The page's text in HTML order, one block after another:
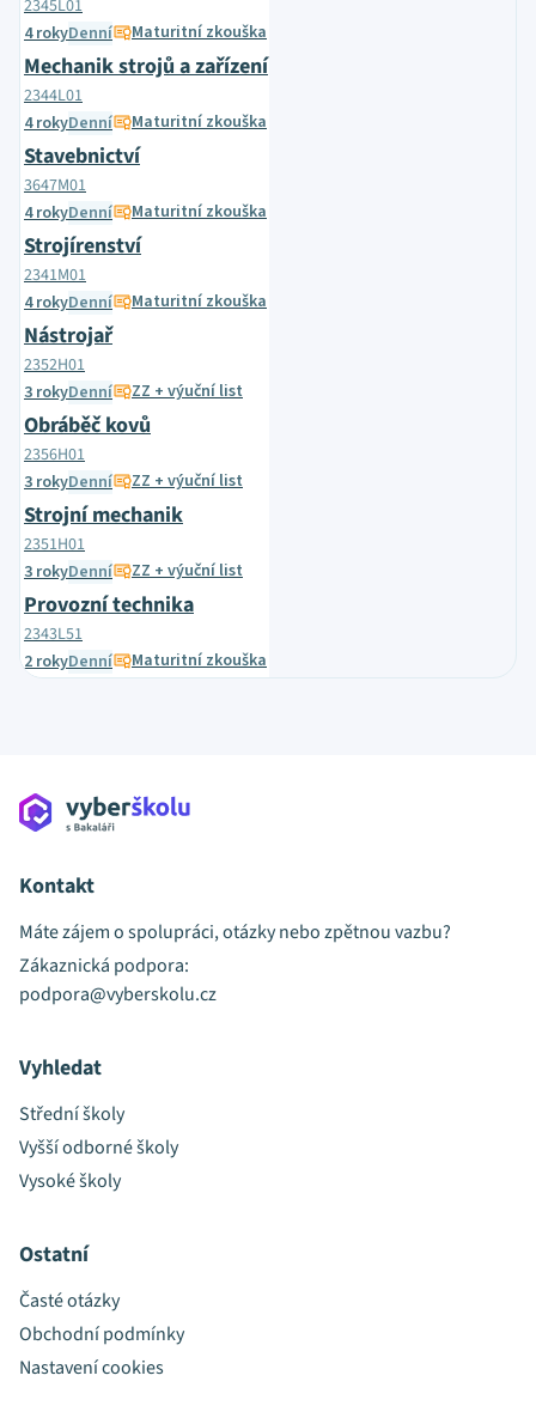
2345L01
4 rokyDenní Maturitní zkouška
Mechanik strojů a zařízení
2344L01
4 rokyDenní Maturitní zkouška
Stavebnictví
3647M01
4 rokyDenní Maturitní zkouška
Strojírenství
2341M01
4 rokyDenní Maturitní zkouška
Nástrojař
2352H01
3 rokyDenní ZZ + výuční list
Obráběč kovů
2356H01
3 rokyDenní ZZ + výuční list
Strojní mechanik
2351H01
3 rokyDenní ZZ + výuční list
Provozní technika
2343L51
2 rokyDenní Maturitní zkouška
Kontakt
Máte zájem o spolupráci, otázky nebo zpětnou vazbu?
Zákaznická podpora:
podpora@vyberskolu.cz
Vyhledat
Střední školy
Vyšší odborné školy
Vysoké školy
Ostatní
Časté otázky
Obchodní podmínky
Nastavení cookies